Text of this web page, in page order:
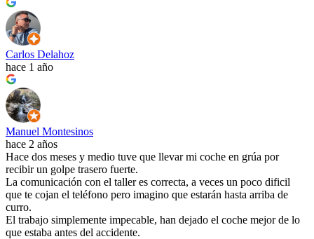
Carlos Delahoz
hace 1 año
Manuel Montesinos
hace 2 años
Hace dos meses y medio tuve que llevar mi coche en grúa por
recibir un golpe trasero fuerte.
La comunicación con el taller es correcta, a veces un poco dificil
que te cojan el teléfono pero imagino que estarán hasta arriba de
curro.
El trabajo simplemente impecable, han dejado el coche mejor de lo
que estaba antes del accidente.